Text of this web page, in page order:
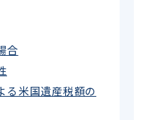
合
る米国遺産税額の